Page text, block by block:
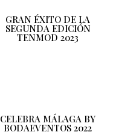
GRAN ÉXITO DE LA
SEGUNDA EDICIÓN
TENMOD 2023
CELEBRA MÁLAGA BY
BODAEVENTOS 2022